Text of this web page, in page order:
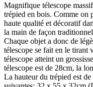
Magnifique télescope
trépied en bois. Comme on
haute qualité et décoratif
la main de façon
Chaque objet a donc de
télescope se fait en le tirant
télescope atteint un
télescope est de 28cm, la
La hauteur du trépied est